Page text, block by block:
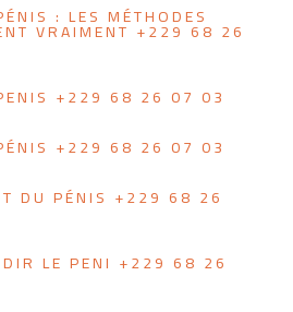
: LES MÉTHODES
VRAIMENT +229 68 26
+229 68 26 07 03
+229 68 26 07 03
DU PÉNIS +229 68 26
LE PENI +229 68 26